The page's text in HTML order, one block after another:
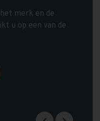
merk en de
u op een van de